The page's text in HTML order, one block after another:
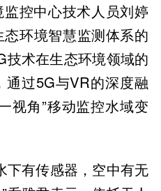
控中心技术人员刘婷
环境智慧监测体系的
技术在生态环境领域的
通过5G与VR的深度融
视角”移动监控水域变
下有传感器，空中有无